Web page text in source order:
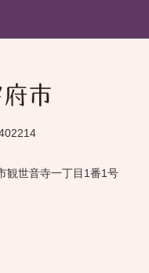
観世音寺一丁目1番1号